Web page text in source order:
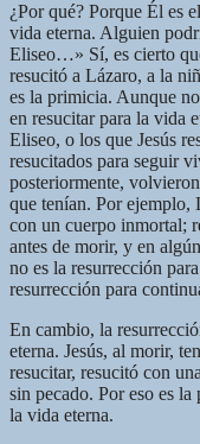
¿Por qué? Porque Él es
vida eterna. Alguien
Eliseo…» Sí, es cierto
resucitó a Lázaro, a la
es la primicia. Aunque
en resucitar para la vida
Eliseo, o los que Jesús
resucitados para seguir
posteriormente,
que tenían. Por ejemplo,
con un cuerpo inmortal;
antes de morir, y en
no es la resurrección
resurrección para
En cambio, la
eterna. Jesús, al morir,
resucitar, resucitó con
sin pecado. Por eso es
la vida eterna.